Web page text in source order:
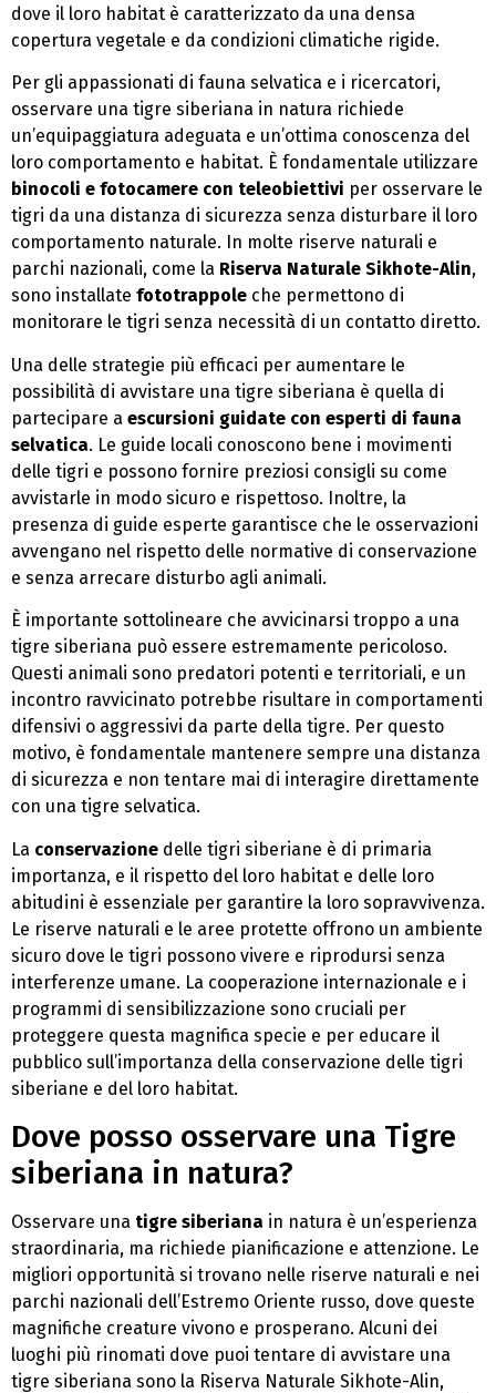
dove il loro habitat è caratterizzato da una densa
copertura vegetale e da condizioni climatiche rigide.
Per gli appassionati di fauna selvatica e i ricercatori,
osservare una tigre siberiana in natura richiede
un’equipaggiatura adeguata e un’ottima conoscenza del
loro comportamento e habitat. È fondamentale utilizzare
binocoli e fotocamere con teleobiettivi per osservare le
tigri da una distanza di sicurezza senza disturbare il loro
comportamento naturale. In molte riserve naturali e
parchi nazionali, come la Riserva Naturale Sikhote-Alin,
sono installate fototrappole che permettono di
monitorare le tigri senza necessità di un contatto diretto.
Una delle strategie più efficaci per aumentare le
possibilità di avvistare una tigre siberiana è quella di
partecipare a escursioni guidate con esperti di fauna
selvatica. Le guide locali conoscono bene i movimenti
delle tigri e possono fornire preziosi consigli su come
avvistarle in modo sicuro e rispettoso. Inoltre, la
presenza di guide esperte garantisce che le osservazioni
avvengano nel rispetto delle normative di conservazione
e senza arrecare disturbo agli animali.
È importante sottolineare che avvicinarsi troppo a una
tigre siberiana può essere estremamente pericoloso.
Questi animali sono predatori potenti e territoriali, e un
incontro ravvicinato potrebbe risultare in comportamenti
difensivi o aggressivi da parte della tigre. Per questo
motivo, è fondamentale mantenere sempre una distanza
di sicurezza e non tentare mai di interagire direttamente
con una tigre selvatica.
La conservazione delle tigri siberiane è di primaria
importanza, e il rispetto del loro habitat e delle loro
abitudini è essenziale per garantire la loro sopravvivenza.
Le riserve naturali e le aree protette offrono un ambiente
sicuro dove le tigri possono vivere e riprodursi senza
interferenze umane. La cooperazione internazionale e i
programmi di sensibilizzazione sono cruciali per
proteggere questa magnifica specie e per educare il
pubblico sull’importanza della conservazione delle tigri
siberiane e del loro habitat.
Dove posso osservare una Tigre
siberiana in natura?
Osservare una tigre siberiana in natura è un’esperienza
straordinaria, ma richiede pianificazione e attenzione. Le
migliori opportunità si trovano nelle riserve naturali e nei
parchi nazionali dell’Estremo Oriente russo, dove queste
magnifiche creature vivono e prosperano. Alcuni dei
luoghi più rinomati dove puoi tentare di avvistare una
tigre siberiana sono la Riserva Naturale Sikhote-Alin,